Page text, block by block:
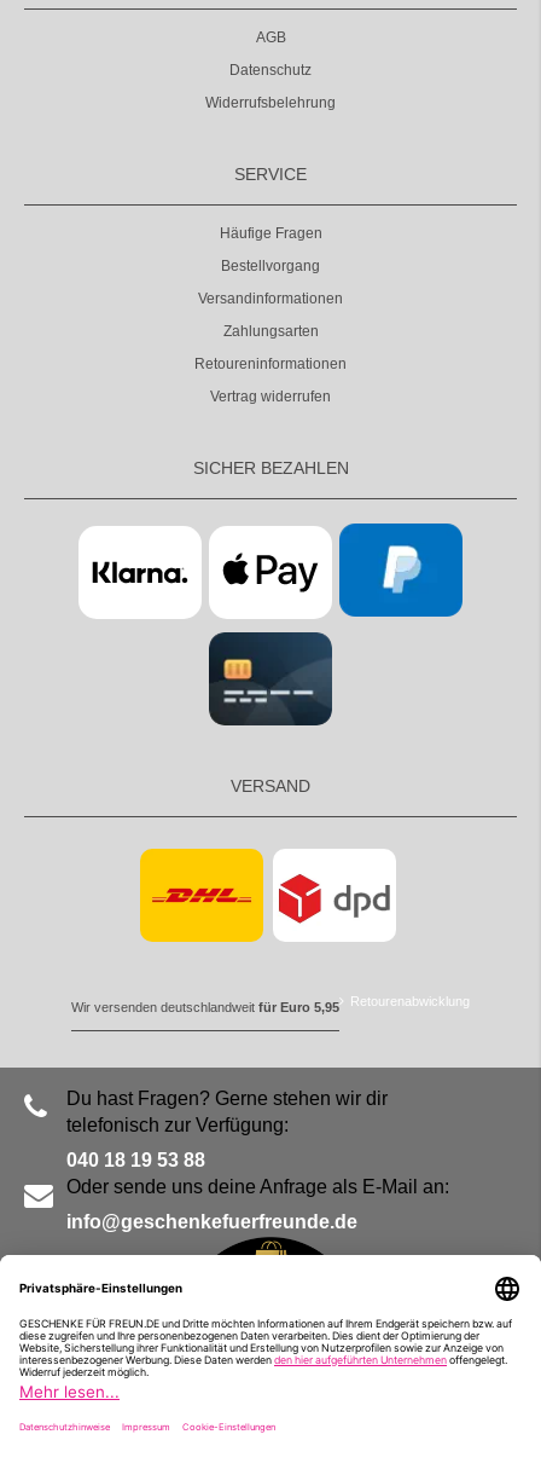
AGB
Datenschutz
Widerrufsbelehrung
SERVICE
Häufige Fragen
Bestellvorgang
Versandinformationen
Zahlungsarten
Retoureninformationen
Vertrag widerrufen
SICHER BEZAHLEN
VERSAND
Wir versenden deutschlandweit für Euro 5,95 Retourenabwicklung
Du hast Fragen? Gerne stehen wir dir
telefonisch zur Verfügung:
040 18 19 53 88
Oder sende uns deine Anfrage als E-Mail an:
info@geschenkefuerfreunde.de